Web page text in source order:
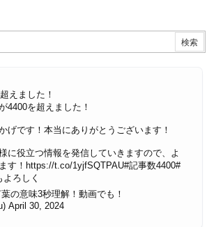
えました！
4400を超えました！
げです！本当にありがとうございます！
に役立つ情報を発信していきますので、よ
す！ https://t.co/1yjfSQTPAU#記事数4400#
ろしく
の意味3秒理解！動画でも！
April 30, 2024